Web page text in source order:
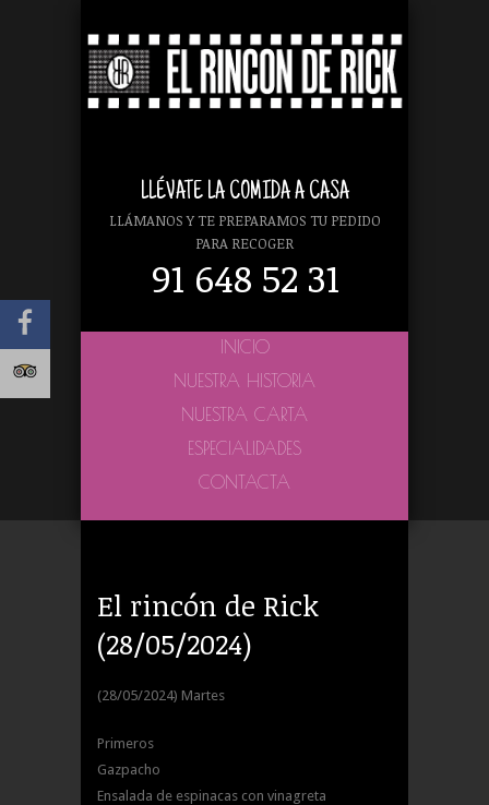
LLÉVATE LA COMIDA A CASA
LLÁMANOS Y TE PREPARAMOS TU PEDIDO
PARA RECOGER
91 648 52 31
INICIO
NUESTRA HISTORIA
NUESTRA CARTA
ESPECIALIDADES
CONTACTA
El rincón de Rick
(28/05/2024)
(28/05/2024) Martes
Primeros
Gazpacho
Ensalada de espinacas con vinagreta